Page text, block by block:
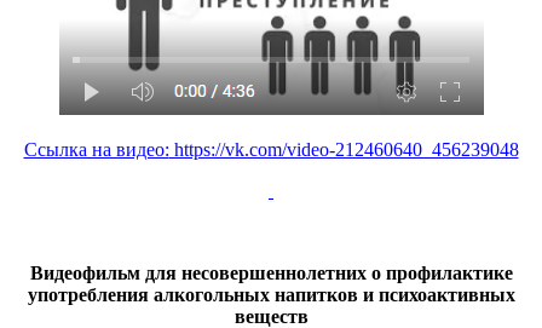
Ссылка на видео: https://vk.com/video-212460640_456239048
Видеофильм для несовершеннолетних о профилактике
употребления алкогольных напитков и психоактивных
веществ